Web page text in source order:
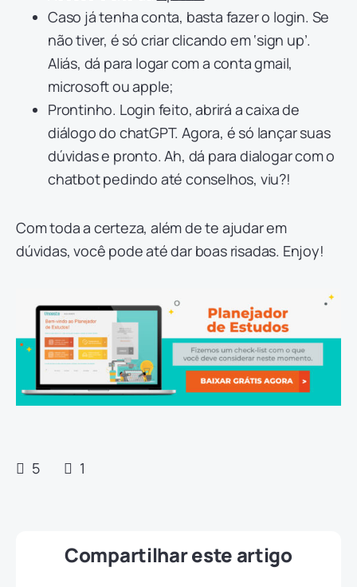
Caso já tenha conta, basta fazer o login. Se
não tiver, é só criar clicando em ‘sign up’.
Aliás, dá para logar com a conta gmail,
microsoft ou apple;
Prontinho. Login feito, abrirá a caixa de
diálogo do chatGPT. Agora, é só lançar suas
dúvidas e pronto. Ah, dá para dialogar com o
chatbot pedindo até conselhos, viu?!
Com toda a certeza, além de te ajudar em
dúvidas, você pode até dar boas risadas. Enjoy!
5 1
Compartilhar este artigo